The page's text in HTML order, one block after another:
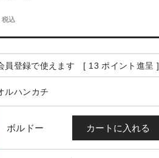
税込
員登録で使えます [ 13 ポイント進呈 ]
ルハンカチ
ボルドー カートに入れる